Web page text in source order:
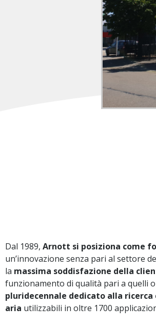
Dal 1989, Arnott si posiziona come
un’innovazione senza pari al settore
la massima soddisfazione della
funzionamento di qualità pari a quelli
pluridecennale dedicato alla ricerca
aria utilizzabili in oltre 1700